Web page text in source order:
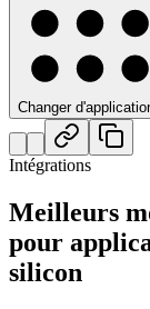
Changer
Intégrations
Meilleurs
pour
silicon